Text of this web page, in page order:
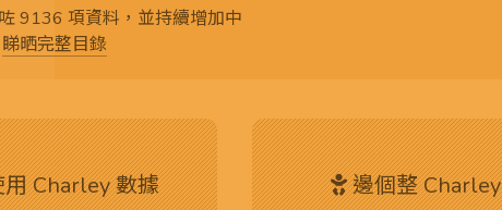
9136 項資料，並持續增加中
睇晒完整目錄
Charley 數據 邊個整 Charley